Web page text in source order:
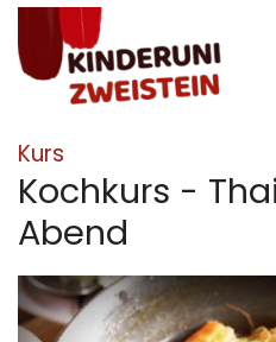
Zum Inhalt springen
Kurs
Kochkurs -
Abend